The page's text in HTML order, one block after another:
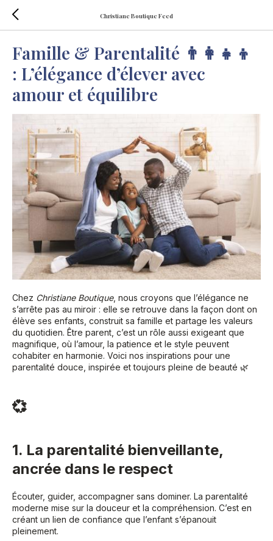
Christiane Boutique Feed
Famille & Parentalité 👨‍👩‍👧‍👦
: L’élégance d’élever avec
amour et équilibre
Chez Christiane Boutique, nous croyons que l’élégance ne
s’arrête pas au miroir : elle se retrouve dans la façon dont on
élève ses enfants, construit sa famille et partage les valeurs
du quotidien. Être parent, c’est un rôle aussi exigeant que
magnifique, où l’amour, la patience et le style peuvent
cohabiter en harmonie. Voici nos inspirations pour une
parentalité douce, inspirée et toujours pleine de beauté 🌿
💞
1. La parentalité bienveillante,
ancrée dans le respect
Écouter, guider, accompagner sans dominer. La parentalité
moderne mise sur la douceur et la compréhension. C’est en
créant un lien de confiance que l’enfant s’épanouit
pleinement.